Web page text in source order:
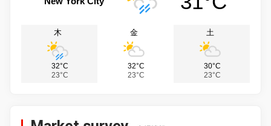
木
32°C
23°C
金
32°C
23°C
土
30°C
23°C